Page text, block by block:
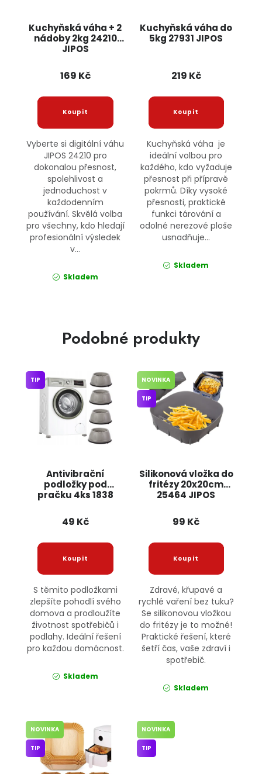
Kuchyňská váha + 2
nádoby 2kg 24210
JIPOS
169 Kč
Vyberte si digitální váhu
JIPOS 24210 pro
dokonalou přesnost,
spolehlivost a
jednoduchost v
každodenním
používání. Skvělá volba
pro všechny, kdo hledají
profesionální výsledek
v...
Skladem
Kuchyňská váha do
5kg 27931 JIPOS
219 Kč
Kuchyňská váha je
ideální volbou pro
každého, kdo vyžaduje
přesnost při přípravě
pokrmů. Díky vysoké
přesnosti, praktické
funkci tárování a
odolné nerezové ploše
usnadňuje...
Skladem
Podobné produkty
Antivibrační
podložky pod
pračku 4ks 1838
TIP
49 Kč
S těmito podložkami
zlepšíte pohodlí svého
domova a prodloužíte
životnost spotřebičů i
podlahy. Ideální řešení
pro každou domácnost.
Skladem
Silikonová vložka do
fritézy 20x20cm
25464 JIPOS
NOVINKA
TIP
99 Kč
Zdravé, křupavé a
rychlé vaření bez tuku?
Se silikonovou vložkou
do fritézy je to možné!
Praktické řešení, které
šetří čas, vaše zdraví i
spotřebič.
Skladem
NOVINKA
TIP
NOVINKA
TIP